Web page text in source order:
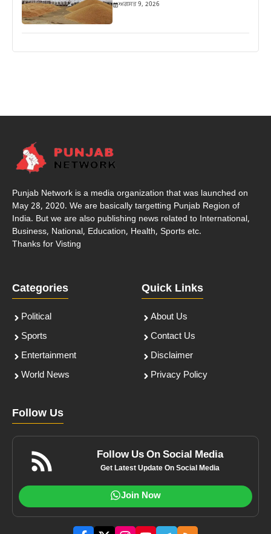
ਅਗਸਤ 9, 2026
Punjab Network is a media organization that was launched on
May 28, 2020. We are basically targetting Punjab Region of
India. But we are also publishing news related to International,
Business, National, Education, Health, Sports etc.
Thanks for Visting
Categories
Political
Sports
Entertainment
World News
Quick Links
About Us
Contact Us
Disclaimer
Privacy Policy
Follow Us
Follow Us On Social Media
Get Latest Update On Social Media
Join Now